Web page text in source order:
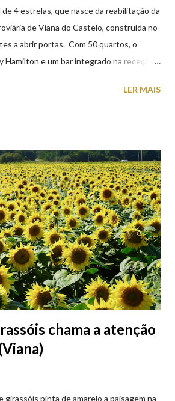
4 estrelas, que nasce da reabilitação da
de Viana do Castelo, construída no
a abrir portas. Com 50 quartos, o
Hamilton e um bar integrado na receção,
pela IP Património que homenageiam a
LER MAIS
chama a atenção
girassóis pinta de amarelo a paisagem na